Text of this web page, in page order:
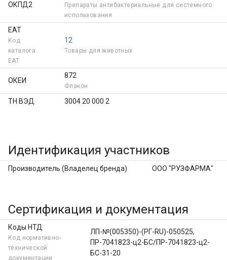
ОКПД2
Препараты антибактериальные для системного
использования
ЕАТ
Код
каталога
ЕAT
12
Товары для животных
ОКЕИ
872
Флакон
ТН ВЭД 3004 20 000 2
Идентификация участников
Производитель (Владелец бренда) ООО "РУЗФАРМА"
Сертификация и документация
Коды НТД
Код нормативно-
технической
документации
ЛП-№(005350)-(РГ-RU)-050525,
ПР-7041823-ц2-БС/ПР-7041823-ц2-
БС-31-20